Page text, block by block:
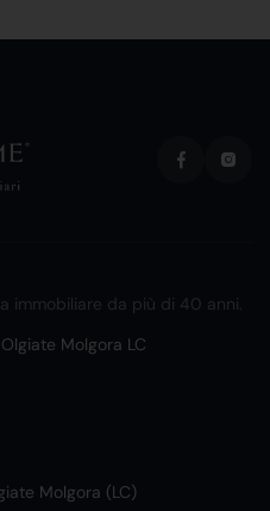
immobiliare da più di 40 anni.
Molgora LC
Molgora (LC)